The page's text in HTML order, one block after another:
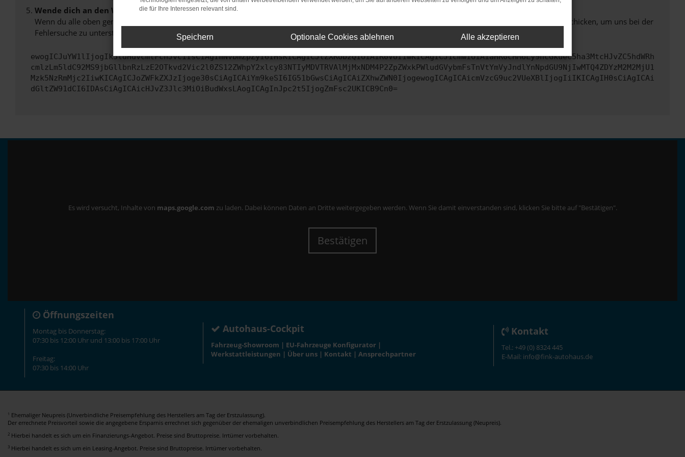
Wende dich an den Webseitenbetreiber.
Wenn du alle oben genannten Schritte versucht hast, kontaktiere uns bitte. Wir werden versuchen, das Problem zu beheben. Du kannst uns diesen Text schicken, um uns bei der
Fehlersuche zu unterstützen:
ewogICJuYW1lIjogIk5ldHdvcmtFcnJvciIsCiAgImNvbmZpZyI6IHsKICAgICJtZXRob2QiOiAiR0VUIiwKICAgICJ1cmwiOiAiaHR0cHM6Ly9hcGkueC5ha3MtcHJvZC5hdWRh
cmlzLm5ldC92MS9jbGllbnRzLzE2OTkvd2Vic2l0ZS12ZWhpY2xlcy83NTIyMDVTRVAlMjMxNDM4P2ZpZWxkPWludGVybmFsTnVtYmVyJndlYnNpdGU9NjIwMTQ4ZDYzM2M2MjU1
Mzk5NzRmMjc2IiwKICAgICJoZWFkZXJzIjoge30sCiAgICAiYm9keSI6IG51bGwsCiAgICAiZXhwZWN0IjogewogICAgICAicmVzcG9uc2VUeXBlIjogIiIKICAgIH0sCiAgICAi
dGltZW91dCI6IDAsCiAgICAicHJvZ3Jlc3MiOiBudWxsLAogICAgInJpc2t5IjogZmFsc2UKICB9Cn0=
Es wird versucht, Inhalte von maps.google.com zu laden. Dabei können Daten an Dritte weitergegeben werden. Wenn Sie damit einverstanden sind, klicken Sie bitte auf "Bestätigen".
Bestätigen
Öffnungszeiten
Montag bis Donnerstag:
07:30 bis 12:00 Uhr und 13:00 bis 17:00 Uhr
Freitag:
07:30 bis 14:00 Uhr
Autohaus-Cockpit
Fahrzeug-Showroom | EU-Fahrzeuge Konfigurator |
Werkstattleistungen | Über uns | Kontakt |Ansprechpartner
Kontakt
Tel.: +49 (0) 8324 445
E-Mail: info@fink-autohaus.de
1 Ehemaliger Neupreis (Unverbindliche Preisempfehlung des Herstellers am Tag der Erstzulassung).
Der errechnete Preisvorteil sowie die angegebene Ersparnis errechnet sich gegenüber der ehemaligen unverbindlichen Preisempfehlung des Herstellers am Tag der Erstzulassung (Neupreis).
2 Hierbei handelt es sich um ein Finanzierungs-Angebot. Preise sind Bruttopreise. Irrtümer vorbehalten.
3 Hierbei handelt es sich um ein Leasing-Angebot. Preise sind Bruttopreise. Irrtümer vorbehalten.
die für Ihre Interessen relevant sind.
Speichern Optionale Cookies ablehnen Alle akzeptieren